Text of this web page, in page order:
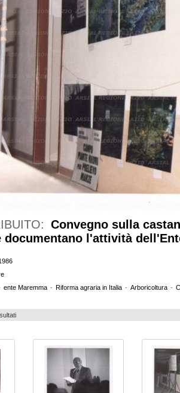
Convegno sulla
documentano l'attività
ente Maremma - Riforma agraria in Italia - Arboricoltura -